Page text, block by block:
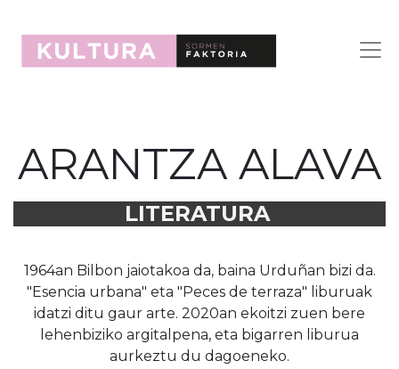
ARANTZA ALAVA
LITERATURA
1964an Bilbon jaiotakoa da, baina Urduñan bizi da.
"Esencia urbana" eta "Peces de terraza" liburuak
idatzi ditu gaur arte. 2020an ekoitzi zuen bere
lehenbiziko argitalpena, eta bigarren liburua
aurkeztu du dagoeneko.